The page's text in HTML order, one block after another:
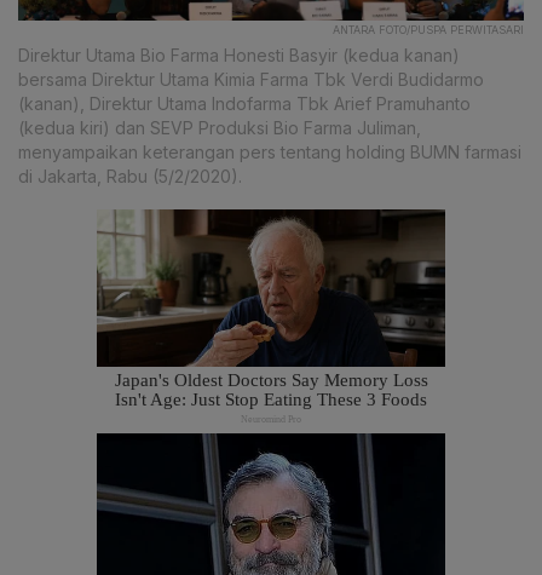
ANTARA FOTO/PUSPA PERWITASARI
Direktur Utama Bio Farma Honesti Basyir (kedua kanan)
bersama Direktur Utama Kimia Farma Tbk Verdi Budidarmo
(kanan), Direktur Utama Indofarma Tbk Arief Pramuhanto
(kedua kiri) dan SEVP Produksi Bio Farma Juliman,
menyampaikan keterangan pers tentang holding BUMN farmasi
di Jakarta, Rabu (5/2/2020).